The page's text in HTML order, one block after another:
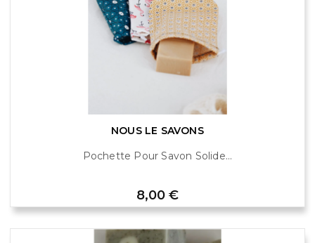
NOUS LE SAVONS
Pochette Pour Savon Solide...
Prix
8,00 €